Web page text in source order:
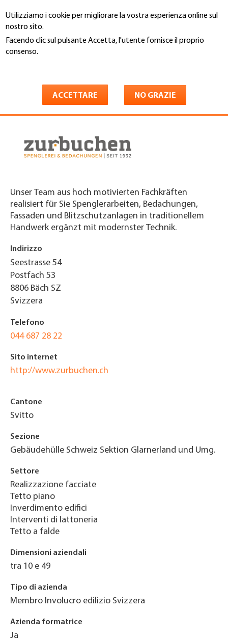
Utilizziamo i cookie per migliorare la vostra esperienza online sul
nostro sito.
Facendo clic sul pulsante Accetta, l'utente fornisce il proprio
consenso.
ACCETTARE NO GRAZIE
al
contenuto
principale
You
Bedachungen AG
Unser Team aus hoch motivierten Fachkräften
realisiert für Sie Spenglerarbeiten, Bedachungen,
Fassaden und Blitzschutzanlagen in traditionellem
Handwerk ergänzt mit modernster Technik.
Indirizzo
Seestrasse 54
Postfach 53
8806 Bäch SZ
Svizzera
Telefono
044 687 28 22
Sito internet
http://www.zurbuchen.ch
Cantone
Svitto
Sezione
Gebäudehülle Schweiz Sektion Glarnerland und Umg.
Settore
Realizzazione facciate
Tetto piano
Inverdimento edifici
Interventi di lattoneria
Tetto a falde
Dimensioni aziendali
tra 10 e 49
Tipo di azienda
Membro Involucro edilizio Svizzera
Azienda formatrice
Ja